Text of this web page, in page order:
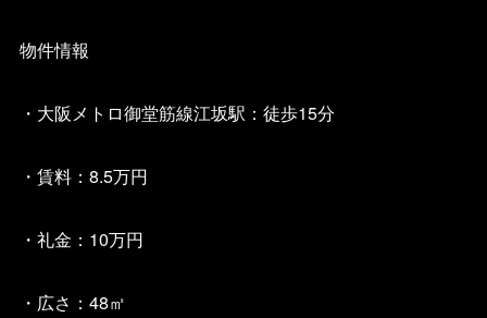
物件情報
・大阪メトロ御堂筋線江坂駅：徒歩15分
・賃料：8.5万円
・礼金：10万円
・広さ：48㎡